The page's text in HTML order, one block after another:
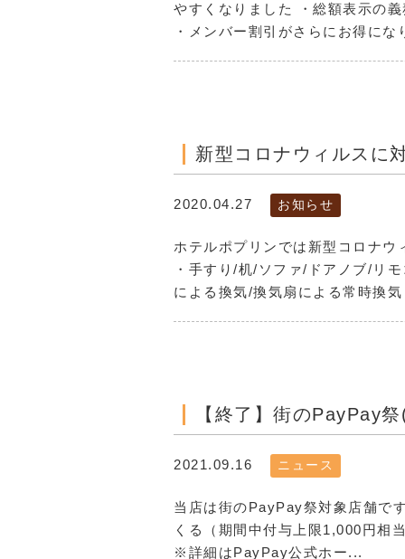
やすくなりました ・総額表示の
・メンバー割引がさらにお得に
新型コロナウィルスに
2020.04.27 お知らせ
ホテルポプリンでは新型コロナ
・手すり/机/ソファ/ドアノブ/リ
による換気/換気扇による常時換
【終了】街のPayPay
2021.09.16 ニュース
当店は街のPayPay祭対象店舗で
くる（期間中付与上限1,000円相
※詳細はPayPay公式ホー...